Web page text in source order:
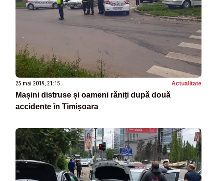
25 mai 2019, 21:15 Actualitate
Mașini distruse și oameni răniți după două
accidente în Timișoara